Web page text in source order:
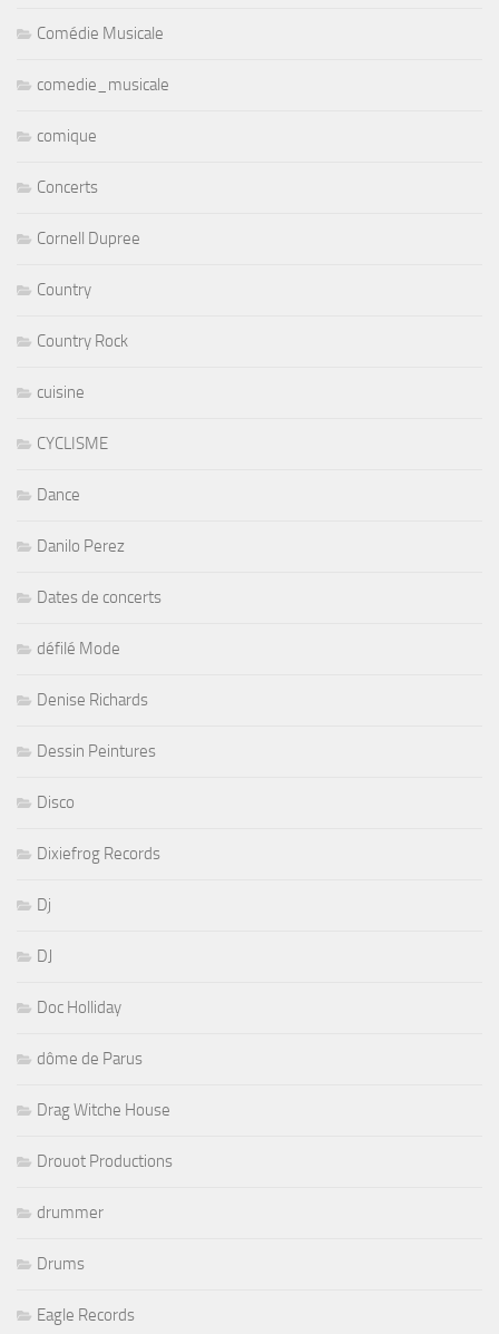
Comédie Musicale
comedie_musicale
comique
Concerts
Cornell Dupree
Country
Country Rock
cuisine
CYCLISME
Dance
Danilo Perez
Dates de concerts
défilé Mode
Denise Richards
Dessin Peintures
Disco
Dixiefrog Records
Dj
DJ
Doc Holliday
dôme de Parus
Drag Witche House
Drouot Productions
drummer
Drums
Eagle Records